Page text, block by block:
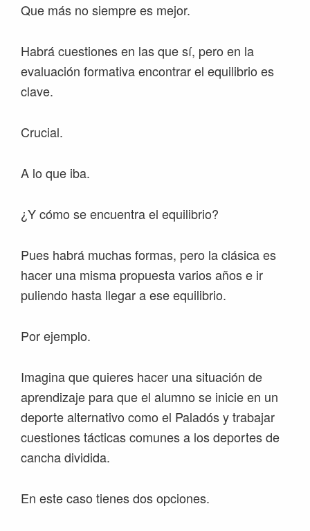
Que más no siempre es mejor.
Habrá cuestiones en las que sí, pero en la
evaluación formativa encontrar el equilibrio es
clave.
Crucial.
A lo que iba.
¿Y cómo se encuentra el equilibrio?
Pues habrá muchas formas, pero la clásica es
hacer una misma propuesta varios años e ir
puliendo hasta llegar a ese equilibrio.
Por ejemplo.
Imagina que quieres hacer una situación de
aprendizaje para que el alumno se inicie en un
deporte alternativo como el Paladós y trabajar
cuestiones tácticas comunes a los deportes de
cancha dividida.
En este caso tienes dos opciones.